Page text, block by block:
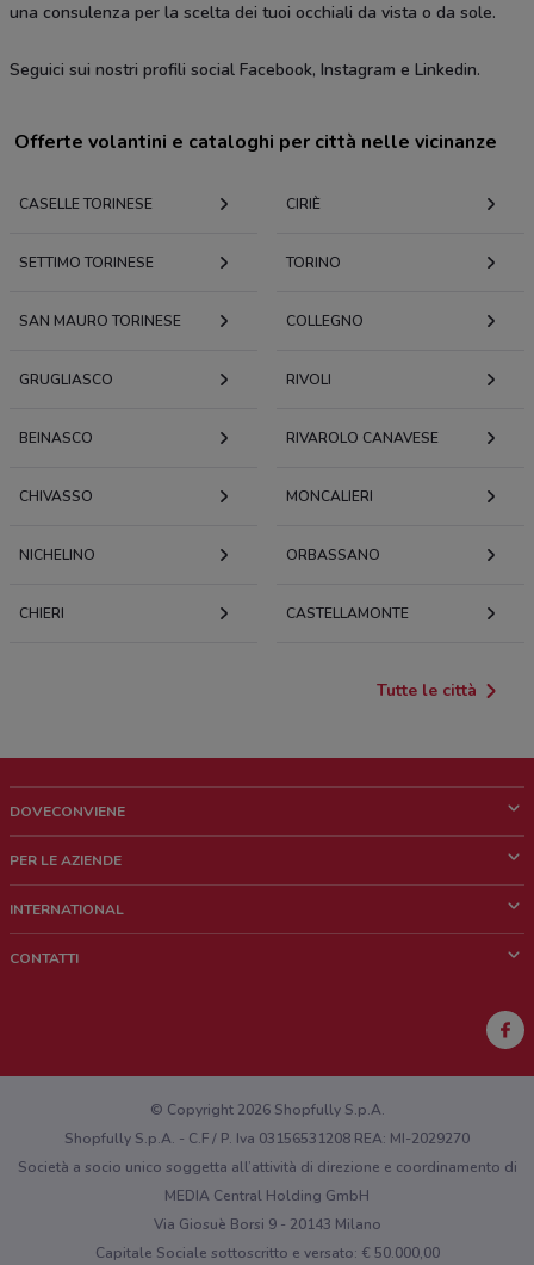
una consulenza per la scelta dei tuoi occhiali da vista o da sole.
Seguici sui nostri profili social Facebook, Instagram e Linkedin.
Offerte volantini e cataloghi per città nelle vicinanze
CASELLE TORINESE CIRIÈ
SETTIMO TORINESE TORINO
SAN MAURO TORINESE COLLEGNO
GRUGLIASCO RIVOLI
BEINASCO RIVAROLO CANAVESE
CHIVASSO MONCALIERI
NICHELINO ORBASSANO
CHIERI CASTELLAMONTE
Tutte le città
DOVECONVIENE
Chi siamo
Lavora con noi
PER LE AZIENDE
Richieste commerciali e marketing
INTERNATIONAL
CONTATTI
Hai un malfunzionamento sul web o sull'app?
© Copyright 2026 Shopfully S.p.A.
Shopfully S.p.A. - C.F / P. Iva 03156531208 REA: MI-2029270
Società a socio unico soggetta all’attività di direzione e coordinamento di
MEDIA Central Holding GmbH
Via Giosuè Borsi 9 - 20143 Milano
Capitale Sociale sottoscritto e versato: € 50.000,00